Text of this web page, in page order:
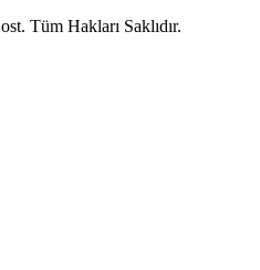
Tüm Hakları Saklıdır.